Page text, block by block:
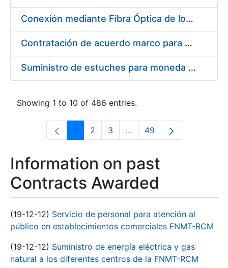
Conexión mediante Fibra Óptica de los Centros de Proceso de Datos (CPDs) de las sedes de la FNMT-RCM de Burgos y Madrid
Contratación de acuerdo marco para el Suministro de Material de Electricidad para la Fábrica Nacional de Moneda y Timbre-Real Casa de la Moneda en su centro de trabajo de Burgos
Suministro de estuches para moneda de 30 €
Showing 1 to 10 of 486 entries.
Page
1 Page
2 Page
3 ...Intermediate Pages Use
Page
49
Information on past
Contracts Awarded
(19-12-12) Servicio de personal para atención al
público en establecimientos comerciales FNMT-RCM
(19-12-12) Suministro de energía eléctrica y gas
natural a los diferentes centros de la FNMT-RCM